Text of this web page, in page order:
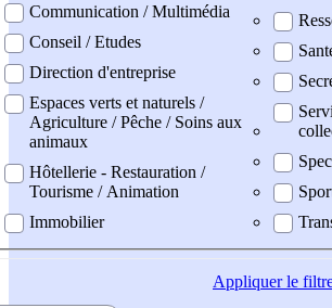
Communication / Multimédia
Conseil / Etudes
Direction d'entreprise
Espaces verts et naturels /
Agriculture / Pêche / Soins aux
animaux
Hôtellerie - Restauration /
Tourisme / Animation
Immobilier
Appliquerle